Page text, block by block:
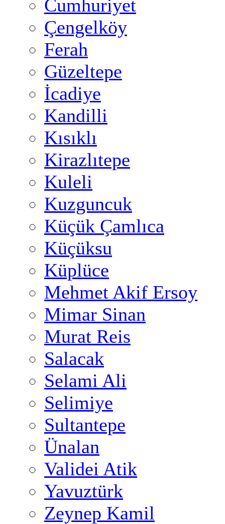
Cumhuriyet
Çengelköy
Ferah
Güzeltepe
İcadiye
Kandilli
Kısıklı
Kirazlıtepe
Kuleli
Kuzguncuk
Küçük Çamlıca
Küçüksu
Küplüce
Mehmet Akif Ersoy
Mimar Sinan
Murat Reis
Salacak
Selami Ali
Selimiye
Sultantepe
Ünalan
Validei Atik
Yavuztürk
Zeynep Kamil